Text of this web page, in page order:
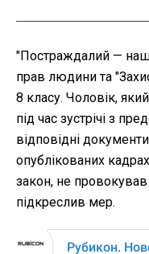
"Постраждалий — наш
прав людини та
8 класу. Чоловік,
під час зустрічі з
відповідні
опублікованих
закон, не
підкреслив мер.